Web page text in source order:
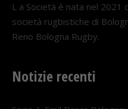
L a Società è nata nel 2021
società rugbistiche di
Reno Bologna Rugby.
Notizie recenti